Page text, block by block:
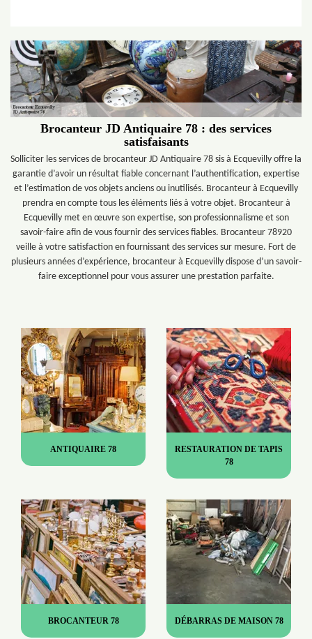
Brocanteur JD Antiquaire 78 : des services
satisfaisants
Solliciter les services de brocanteur JD Antiquaire 78 sis à Ecquevilly offre la
garantie d’avoir un résultat fiable concernant l’authentification, expertise
et l’estimation de vos objets anciens ou inutilisés. Brocanteur à Ecquevilly
prendra en compte tous les éléments liés à votre objet. Brocanteur à
Ecquevilly met en œuvre son expertise, son professionnalisme et son
savoir-faire afin de vous fournir des services fiables. Brocanteur 78920
veille à votre satisfaction en fournissant des services sur mesure. Fort de
plusieurs années d’expérience, brocanteur à Ecquevilly dispose d’un savoir-
faire exceptionnel pour vous assurer une prestation parfaite.
ANTIQUAIRE 78
RESTAURATION DE TAPIS
78
BROCANTEUR 78 DÉBARRAS DE MAISON 78